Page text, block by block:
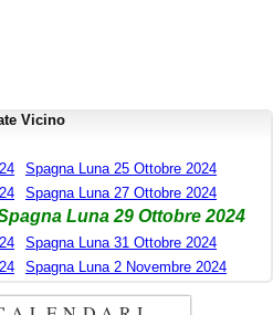
Vicino
Spagna Luna 25 Ottobre 2024
Spagna Luna 27 Ottobre 2024
Luna 29 Ottobre 2024
Spagna Luna 31 Ottobre 2024
Spagna Luna 2 Novembre 2024